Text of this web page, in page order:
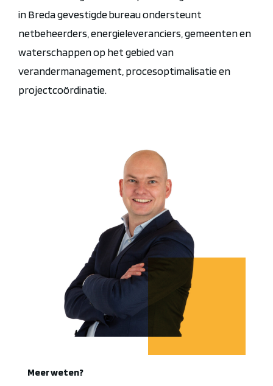
in Breda gevestigde bureau ondersteunt
netbeheerders, energieleveranciers, gemeenten en
waterschappen op het gebied van
verandermanagement, procesoptimalisatie en
projectcoördinatie.
Meer weten?